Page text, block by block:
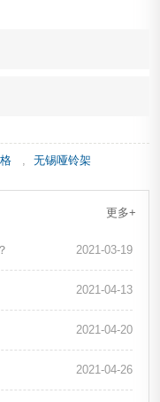
无锡哑铃架
更多+
2021-03-19
2021-04-13
2021-04-20
2021-04-26